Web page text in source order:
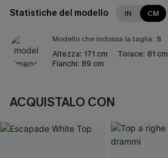
Statistiche del modello IN CM
Modello che indossa la taglia: S
Altezza: 171 cm Torace: 81 cm
Fianchi: 89 cm
ACQUISTALO CON